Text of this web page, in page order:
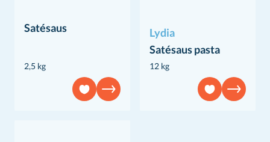
Satésaus
2,5 kg
Lydia
Satésaus pasta
12 kg